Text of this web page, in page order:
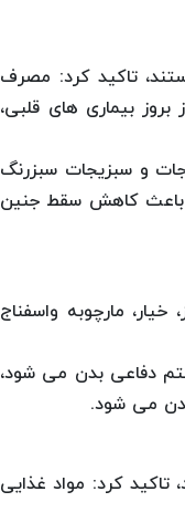
تاکید کرد: مصرف
بیماری های قلبی،
و سبزیجات سبزرنگ
باعث کاهش سقط جنین
مارچوبه واسفناج
دفاعی بدن می شود،
می شود.
کرد: مواد غذایی